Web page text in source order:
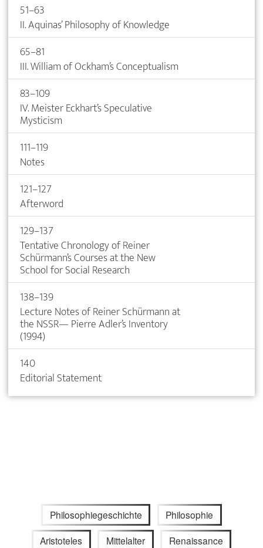
51–63
II. Aquinas’ Philosophy of Knowledge
65–81
III. William of Ockham’s Conceptualism
83–109
IV. Meister Eckhart’s Speculative
Mysticism
111–119
Notes
121–127
Afterword
129–137
Tentative Chronology of Reiner
Schürmann’s Courses at the New
School for Social Research
138–139
Lecture Notes of Reiner Schürmann at
the NSSR— Pierre Adler’s Inventory
(1994)
140
Editorial Statement
Philosophiegeschichte Philosophie
Aristoteles Mittelalter Renaissance